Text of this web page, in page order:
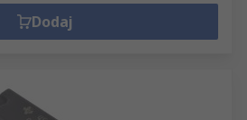
Dodaj